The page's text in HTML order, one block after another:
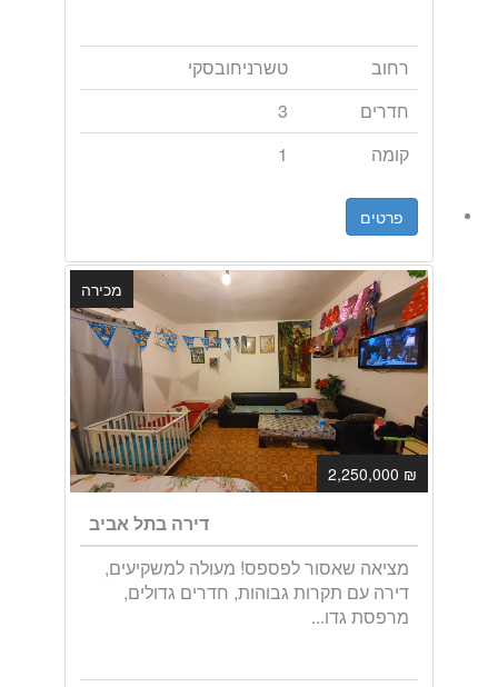
רחוב
טשרניחובסקי
חדרים
3
קומה
1
פרטים
₪ 2,250,000
מכירה
דירה בתל אביב
מציאה שאסור לפספס! מעולה למשקיעים,
דירה עם תקרות גבוהות, חדרים גדולים,
מרפסת גדו...